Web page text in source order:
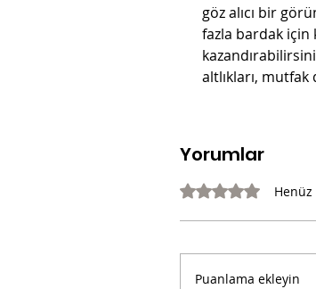
göz alıcı bir
fazla bardak
altlıkları,
Yorumlar
5 üzerinden 0 yıldız
Puanlama ekleyin